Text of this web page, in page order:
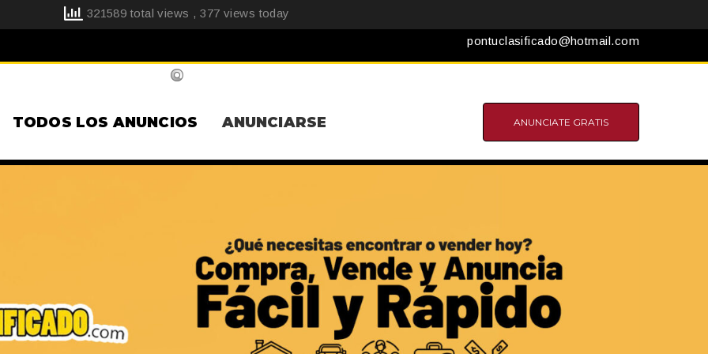
321589 total views , 377 views today
pontuclasificado@hotmail.com
TODOS LOS ANUNCIOS ANUNCIARSE ANUNCIATE GRATIS